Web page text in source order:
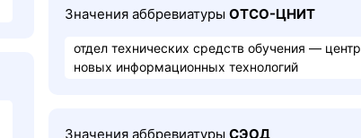
Значения аббревиатуры ОТСО-ЦНИТ
отдел технических средств обучения — центр
новых информационных технологий
Значения аббревиатуры СЭОД